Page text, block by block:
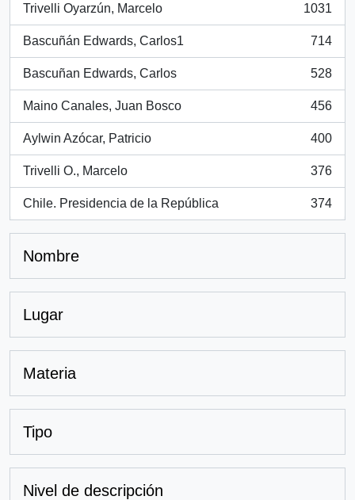
Trivelli Oyarzún, Marcelo
, 1031 resultados
1031
Bascuñán Edwards, Carlos1
, 714 resultados
714
Bascuñan Edwards, Carlos
, 528 resultados
528
Maino Canales, Juan Bosco
, 456 resultados
456
Aylwin Azócar, Patricio
, 400 resultados
400
Trivelli O., Marcelo
, 376 resultados
376
Chile. Presidencia de la República
, 374 resultados
374
Nombre
Lugar
Materia
Tipo
Nivel de descripción